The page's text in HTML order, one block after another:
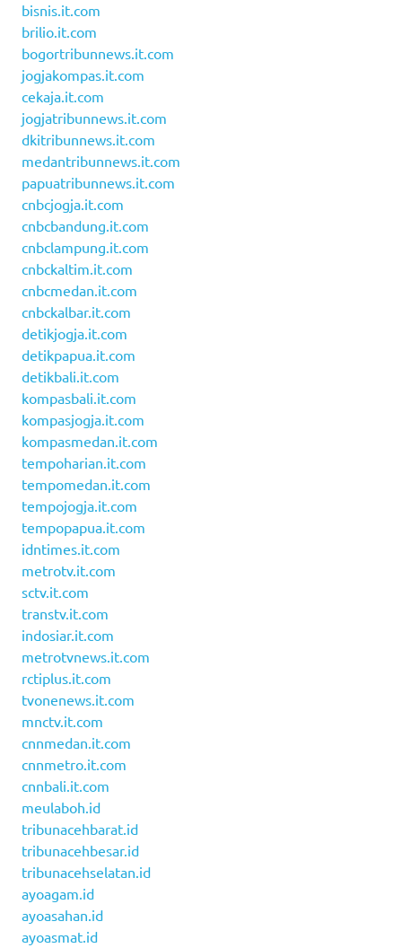
bisnis.it.com
brilio.it.com
bogortribunnews.it.com
jogjakompas.it.com
cekaja.it.com
jogjatribunnews.it.com
dkitribunnews.it.com
medantribunnews.it.com
papuatribunnews.it.com
cnbcjogja.it.com
cnbcbandung.it.com
cnbclampung.it.com
cnbckaltim.it.com
cnbcmedan.it.com
cnbckalbar.it.com
detikjogja.it.com
detikpapua.it.com
detikbali.it.com
kompasbali.it.com
kompasjogja.it.com
kompasmedan.it.com
tempoharian.it.com
tempomedan.it.com
tempojogja.it.com
tempopapua.it.com
idntimes.it.com
metrotv.it.com
sctv.it.com
transtv.it.com
indosiar.it.com
metrotvnews.it.com
rctiplus.it.com
tvonenews.it.com
mnctv.it.com
cnnmedan.it.com
cnnmetro.it.com
cnnbali.it.com
meulaboh.id
tribunacehbarat.id
tribunacehbesar.id
tribunacehselatan.id
ayoagam.id
ayoasahan.id
ayoasmat.id